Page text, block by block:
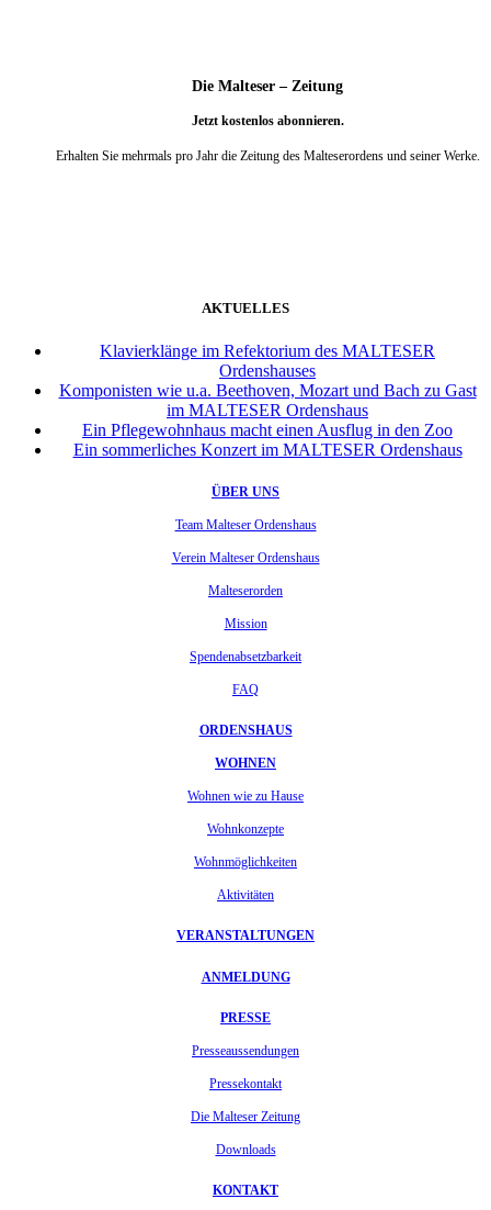
Die Malteser – Zeitung
Jetzt kostenlos abonnieren.
Erhalten Sie mehrmals pro Jahr die Zeitung des Malteserordens und seiner Werke.
AKTUELLES
Klavierklänge im Refektorium des MALTESER
Ordenshauses
Komponisten wie u.a. Beethoven, Mozart und Bach zu Gast
im MALTESER Ordenshaus
Ein Pflegewohnhaus macht einen Ausflug in den Zoo
Ein sommerliches Konzert im MALTESER Ordenshaus
ÜBER UNS
Team Malteser Ordenshaus
Verein Malteser Ordenshaus
Malteserorden
Mission
Spendenabsetzbarkeit
FAQ
ORDENSHAUS
WOHNEN
Wohnen wie zu Hause
Wohnkonzepte
Wohnmöglichkeiten
Aktivitäten
VERANSTALTUNGEN
ANMELDUNG
PRESSE
Presseaussendungen
Pressekontakt
Die Malteser Zeitung
Downloads
KONTAKT